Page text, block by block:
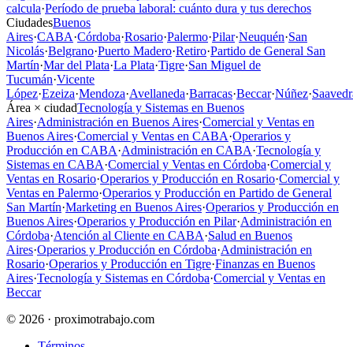
calcula·Período de prueba laboral: cuánto dura y tus derechos
CiudadesBuenos
Aires·CABA·Córdoba·Rosario·Palermo·Pilar·Neuquén·San
Nicolás·Belgrano·Puerto Madero·Retiro·Partido de General San
Martín·Mar del Plata·La Plata·Tigre·San Miguel de
Tucumán·Vicente
López·Ezeiza·Mendoza·Avellaneda·Barracas·Beccar·Núñez·
Área × ciudadTecnología y Sistemas en Buenos
Aires·Administración en Buenos Aires·Comercial y Ventas en
Buenos Aires·Comercial y Ventas en CABA·Operarios y
Producción en CABA·Administración en CABA·Tecnología y
Sistemas en CABA·Comercial y Ventas en Córdoba·Comercial y
Ventas en Rosario·Operarios y Producción en Rosario·Comercial y
Ventas en Palermo·Operarios y Producción en Partido de General
San Martín·Marketing en Buenos Aires·Operarios y Producción en
Buenos Aires·Operarios y Producción en Pilar·Administración en
Córdoba·Atención al Cliente en CABA·Salud en Buenos
Aires·Operarios y Producción en Córdoba·Administración en
Rosario·Operarios y Producción en Tigre·Finanzas en Buenos
Aires·Tecnología y Sistemas en Córdoba·Comercial y Ventas en
Beccar
© 2026 · proximotrabajo.com